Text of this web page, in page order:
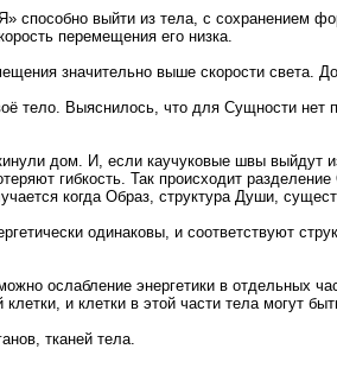
выйти из тела, с сохранением
перемещения его низка.
значительно выше скорости света.
тело. Выяснилось, что для Сущности нет
дом. И, если каучуковые швы выйдут
гибкость. Так происходит
когда Образ, структура Души,
одинаковы, и соответствуют
ослабление энергетики в отдельных
и клетки в этой части тела могут
тканей тела.